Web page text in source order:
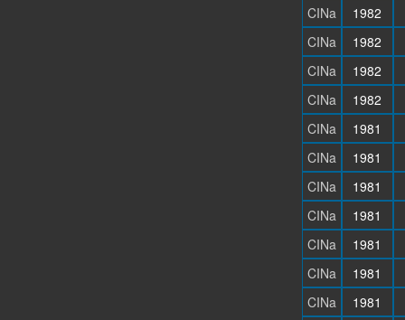
CINa
1982
CINa
1982
CINa
1982
CINa
1982
CINa
1981
CINa
1981
CINa
1981
CINa
1981
CINa
1981
CINa
1981
CINa
1981